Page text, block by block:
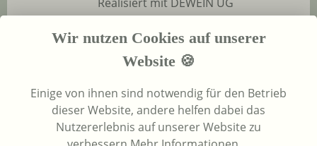
Realisiert mit DEWEIN UG
Wir nutzen Cookies auf unserer
Website 🍪
Einige von ihnen sind notwendig für den Betrieb
dieser Website, andere helfen dabei das
Nutzererlebnis auf unserer Website zu